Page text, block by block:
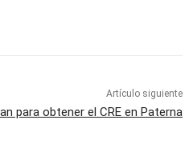
Artículo siguiente
para obtener el CRE en Paterna